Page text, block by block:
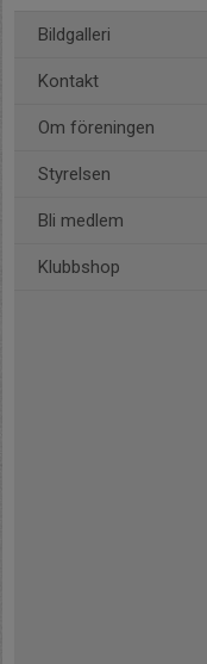
Bildgalleri
Kontakt
Om föreningen
Styrelsen
Bli medlem
Klubbshop